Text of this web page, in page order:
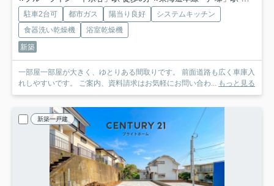
駐車2台可 都市ガス 陽当り良好
システムキッチン
食器洗い乾燥機
浴室乾燥機
新築
一部屋一部屋が大きく、ゆとりある間取りです。 前面道路も広く車庫入
れしやすいです。 ご案内、資料請求はお気軽にお問い合わ...
もっと見る
新築一戸建